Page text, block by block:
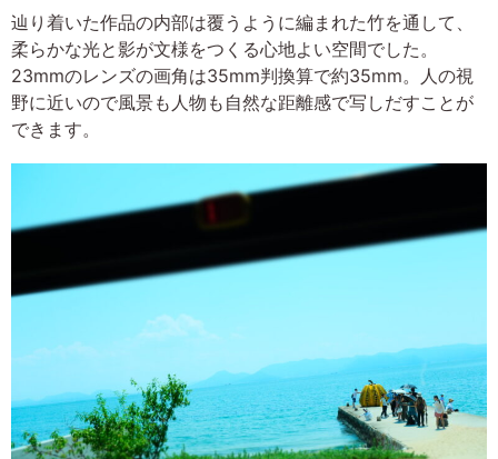
辿り着いた作品の内部は覆うように編まれた竹を通して、
柔らかな光と影が文様をつくる心地よい空間でした。
23mmのレンズの画角は35mm判換算で約35mm。人の視
野に近いので風景も人物も自然な距離感で写しだすことが
できます。